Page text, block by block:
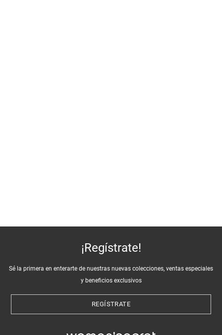
¡Regístrate!
Sé la primera en enterarte de nuestras nuevas colecciones, ventas especiales
y beneficios exclusivos
REGÍSTRATE